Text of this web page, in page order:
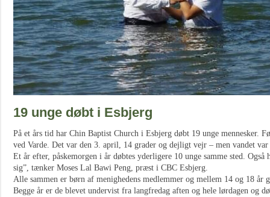
19 unge døbt i Esbjerg
På et års tid har Chin Baptist Church i Esbjerg døbt 19 unge mennesker.
ved Varde. Det var den 3. april, 14 grader og dejligt vejr – men vandet
Et år efter, påskemorgen i år døbtes yderligere 10 unge samme sted.
sig”, tænker Moses Lal Bawi Peng, præst i CBC Esbjerg.
Alle sammen er børn af menighedens medlemmer og mellem 14 og 18 år
Begge år er de blevet undervist fra langfredag aften og hele lørdagen og